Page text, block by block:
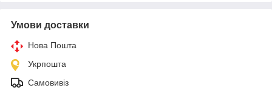
Умови доставки
Нова Пошта
Укрпошта
Самовивіз